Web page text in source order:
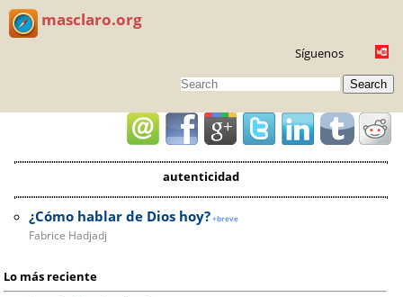
masclaro.org
Síguenos
Search
autenticidad
¿Cómo hablar de Dios hoy?+breve
Fabrice Hadjadj
Lo más reciente